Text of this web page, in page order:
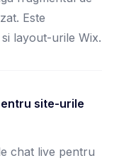
Este
layout-urile Wix.
site-urile
chat live pentru